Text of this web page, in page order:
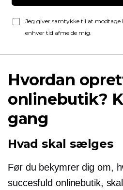
Jeg giver samtykke til at modtage
enhver tid afmelde mig.
Hvordan
onlinebutik?
gang
Hvad skal sælges
Før du bekymrer dig om,
succesfuld onlinebutik,